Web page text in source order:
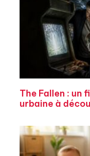
The Fallen : un
urbaine à